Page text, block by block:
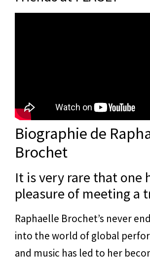
Biographie de
Brochet
It is very rare that one
pleasure of meeting a
Raphaelle Brochet’s never
into the world of global
and music has led to her